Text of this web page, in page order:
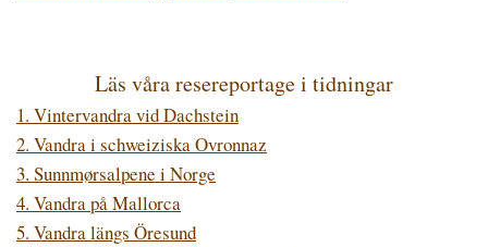
Läs våra resereportage i tidningar
1. Vintervandra vid Dachstein
2. Vandra i schweiziska Ovronnaz
3. Sunnmørsalpene i Norge
4. Vandra på Mallorca
5. Vandra längs Öresund